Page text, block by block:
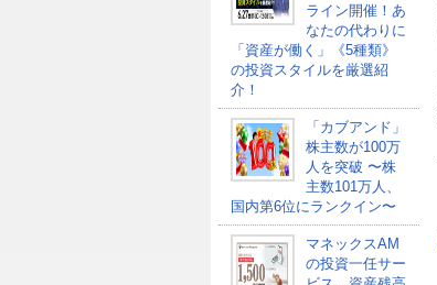
ライン開催！あ
なたの代わりに
「資産が働く」《5種類》
の投資スタイルを厳選紹
介！
「カブアンド」
株主数が100万
人を突破 〜株
主数101万人、
国内第6位にランクイン〜
マネックスAM
の投資一任サー